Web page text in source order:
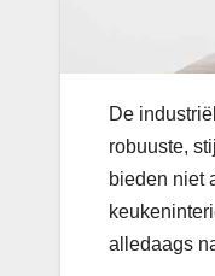
De
robuuste,
bieden niet
alledaags